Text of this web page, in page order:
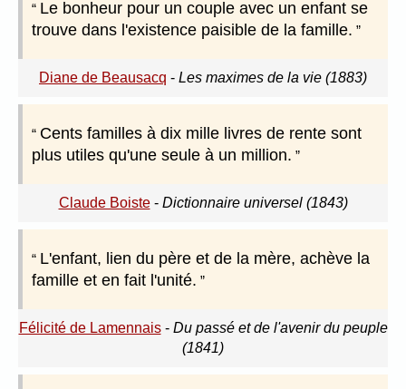
Le bonheur pour un couple avec un enfant se
trouve dans l'existence paisible de la famille.
Diane de Beausacq - Les maximes de la vie (1883)
Cents familles à dix mille livres de rente sont
plus utiles qu'une seule à un million.
Claude Boiste- Dictionnaire universel (1843)
L'enfant, lien du père et de la mère, achève la
famille et en fait l'unité.
Félicité de Lamennais- Du passé et de l'avenir du peuple
(1841)